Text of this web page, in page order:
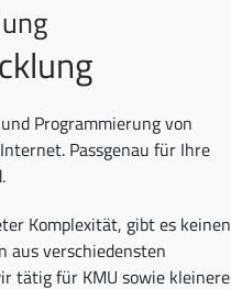
Programmierung von
Passgenau für Ihre
Komplexität, gibt es keinen
aus verschiedensten
tätig für KMU sowie kleinere